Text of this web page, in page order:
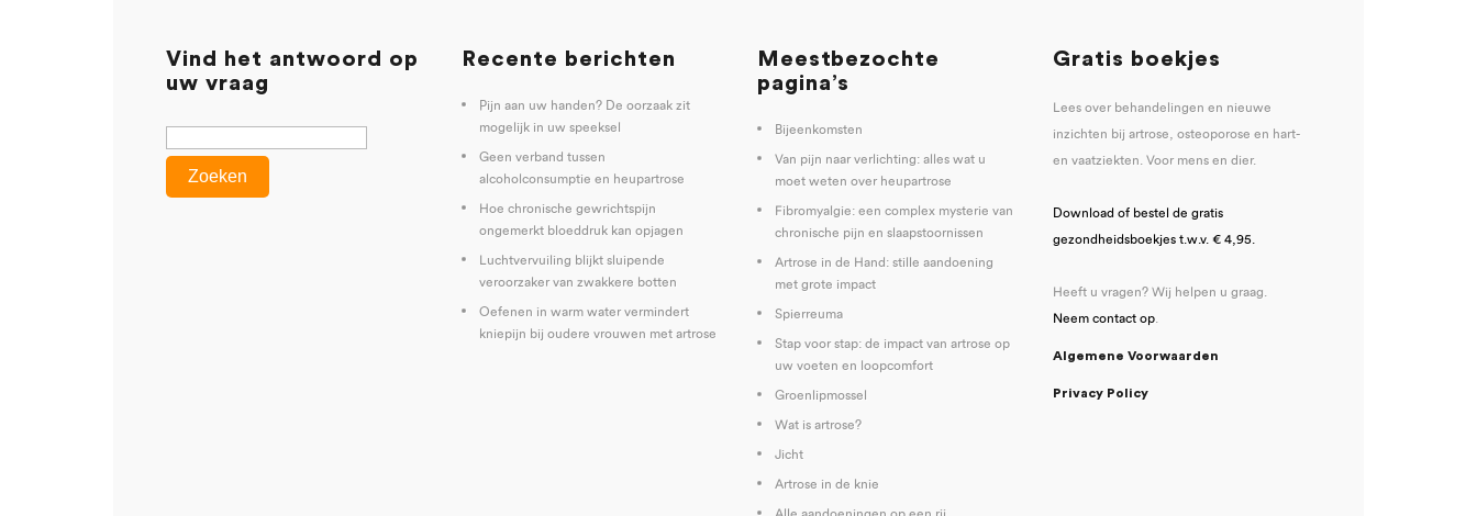
Vind het antwoord op
uw vraag
Recente berichten
Pijn aan uw handen? De oorzaak zit
mogelijk in uw speeksel
Geen verband tussen
alcoholconsumptie en heupartrose
Hoe chronische gewrichtspijn
ongemerkt bloeddruk kan opjagen
Luchtvervuiling blijkt sluipende
veroorzaker van zwakkere botten
Oefenen in warm water vermindert
kniepijn bij oudere vrouwen met artrose
Meestbezochte
pagina’s
Bijeenkomsten
Van pijn naar verlichting: alles wat u
moet weten over heupartrose
Fibromyalgie: een complex mysterie van
chronische pijn en slaapstoornissen
Artrose in de Hand: stille aandoening
met grote impact
Spierreuma
Stap voor stap: de impact van artrose op
uw voeten en loopcomfort
Groenlipmossel
Wat is artrose?
Jicht
Artrose in de knie
Gratis boekjes
Lees over behandelingen en nieuwe
inzichten bij artrose, osteoporose en hart-
en vaatziekten. Voor mens en dier.
Download of bestel de gratis
gezondheidsboekjes t.w.v. € 4,95.
Heeft u vragen? Wij helpen u graag.
Neem contact op.
Algemene Voorwaarden
Privacy Policy